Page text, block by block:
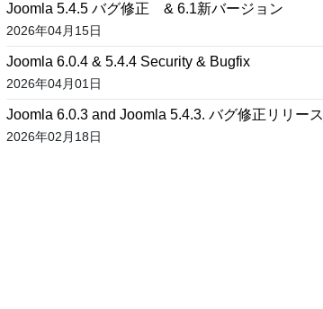
Joomla 5.4.5 バグ修正 & 6.1新バージョン
2026年04月15日
Joomla 6.0.4 & 5.4.4 Security & Bugfix
2026年04月01日
Joomla 6.0.3 and Joomla 5.4.3. バグ修正リリース
2026年02月18日